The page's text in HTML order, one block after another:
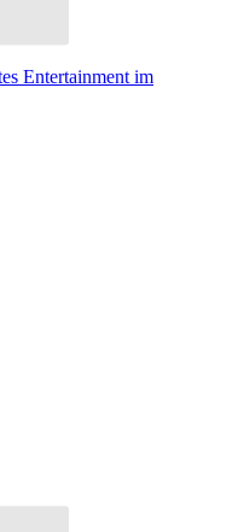
Entertainment im